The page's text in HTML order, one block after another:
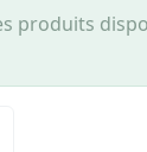
produits